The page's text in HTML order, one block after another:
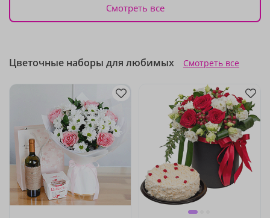
Смотреть все
Цветочные наборы для любимых Смотреть все